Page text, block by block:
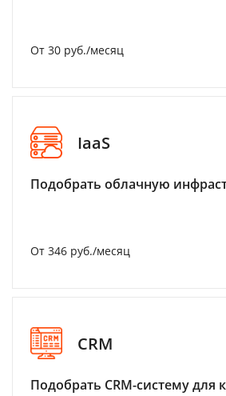
От 30 руб./месяц
IaaS
Подобрать облачную
От 346 руб./месяц
CRM
Подобрать CRM-систему для